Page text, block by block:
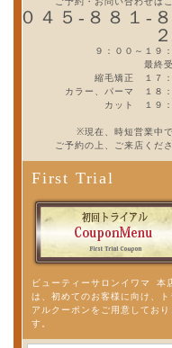
０４５-８８１-
９：００～１９
最終受
縮毛矯正 １７：
カラー、パーマ １８：
カット １９：
※現在、時短営業中で
ご予約の上、ご来店くださ
First Trial
ビューティーサロンイワマ 本
は、初めてのお客様に向け、ト
アルクーポンをご用意しており
す。